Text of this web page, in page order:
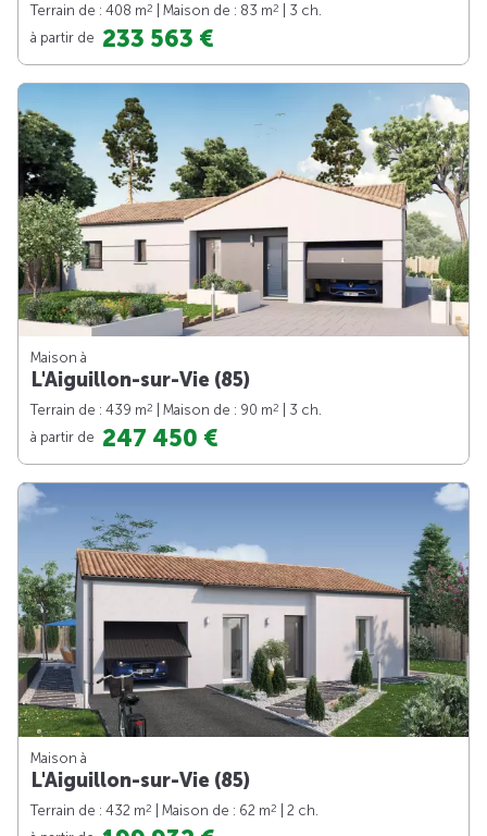
Terrain de : 408 m2 | Maison de : 83 m2
| 3 ch.
à partir de 233 563 €
Maison à
L'Aiguillon-sur-Vie (85)
Terrain de : 439 m2 | Maison de : 90 m2
| 3 ch.
à partir de 247 450 €
Maison à
L'Aiguillon-sur-Vie (85)
Terrain de : 432 m2 | Maison de : 62 m2
| 2 ch.